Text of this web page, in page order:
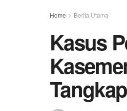
Home Berita Utama
Kasus